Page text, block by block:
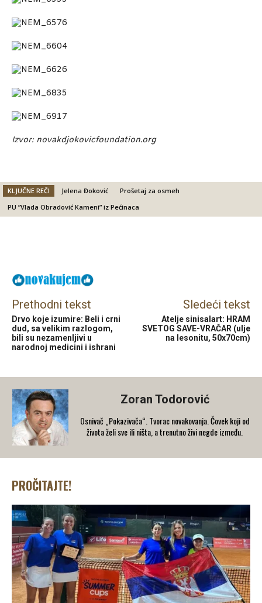
Izvor: novakdjokovicfoundation.org
KLJUČNE REČI Jelena Đoković
Prošetaj za osmeh
PU ”Vlada Obradović Kameni” iz Pećinaca
Prethodni tekst
Drvo koje izumire: Beli i crni
dud, sa velikim razlogom,
bili su nezamenljivi u
narodnoj medicini i ishrani
Sledeći tekst
Atelje sinisalart: HRAM
SVETOG SAVE-VRAČAR (ulje
na lesonitu, 50x70cm)
Zoran Todorović
Osnivač „Pokazivača“. Tvorac novakovanja. Čovek koji od
života želi sve ili ništa, a trenutno živi negde između.
PROČITAJTE!